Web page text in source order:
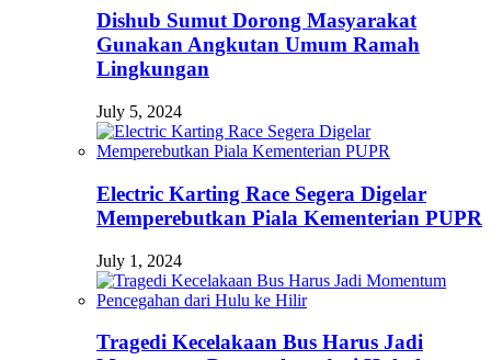
Dishub Sumut Dorong Masyarakat
Gunakan Angkutan Umum Ramah
Lingkungan
July 5, 2024
Electric Karting Race Segera Digelar
Memperebutkan Piala Kementerian PUPR
July 1, 2024
Tragedi Kecelakaan Bus Harus Jadi